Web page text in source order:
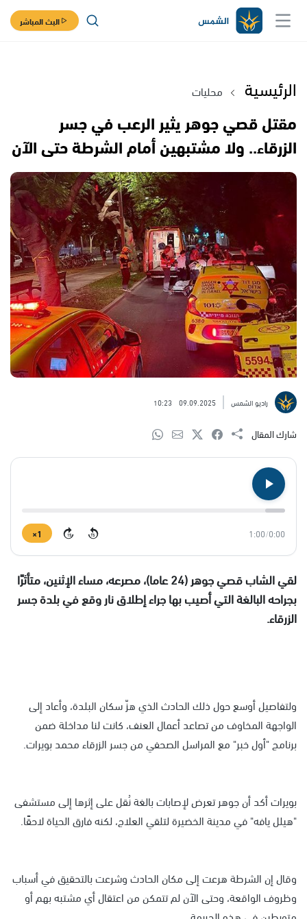
البث المباشر
الرئيسية محليات
مقتل قصي جوهر يثير الرعب في جسر
الزرقاء.. ولا مشتبهين أمام الشرطة حتى الآن
راديو الشمس 09.09.2025
10:23
شارك المقال
0:00
/
1:00
15
15
1×
لقي الشاب قصي جوهر (24 عاما)، مصرعه، مساء الإثنين، متأثرًا
بجراحه البالغة التي أصيب بها جراء إطلاق نار وقع في بلدة جسر
الزرقاء.
ولتفاصيل أوسع حول ذلك الحادث الذي هزّ سكان البلدة، وأعاد إلى
الواجهة المخاوف من تصاعد أعمال العنف، كانت لنا مداخلة ضمن
برنامج "أول خبر" مع المراسل الصحفي من جسر الزرقاء محمد بويرات.
بويرات أكد أن جوهر تعرض لإصابات بالغة نُقل على إثرها إلى مستشفى
"هيلل يافه" في مدينة الخضيرة لتلقي العلاج، لكنه فارق الحياة لاحقًا.
وقال إن الشرطة هرعت إلى مكان الحادث وشرعت بالتحقيق في أسباب
وظروف الواقعة، وحتى الآن لم تتمكن من اعتقال أي مشتبه بهم أو